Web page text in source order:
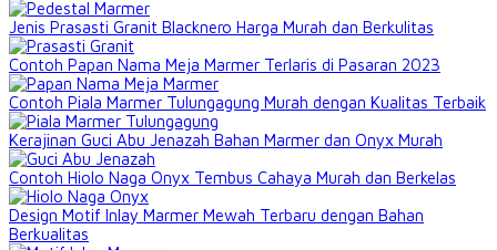
Jenis Prasasti Granit Blacknero Harga Murah dan Berkulitas
Contoh Papan Nama Meja Marmer Terlaris di Pasaran 2023
Contoh Piala Marmer Tulungagung Murah dengan Kualitas Terbaik
Kerajinan Guci Abu Jenazah Bahan Marmer dan Onyx Murah
Contoh Hiolo Naga Onyx Tembus Cahaya Murah dan Berkelas
Design Motif Inlay Marmer Mewah Terbaru dengan Bahan
Berkualitas